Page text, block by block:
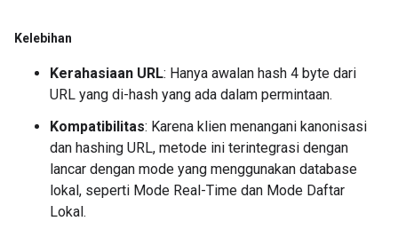
Kelebihan
Kerahasiaan URL: Hanya awalan hash 4 byte dari
URL yang di-hash yang ada dalam permintaan.
Kompatibilitas: Karena klien menangani kanonisasi
dan hashing URL, metode ini terintegrasi dengan
lancar dengan mode yang menggunakan database
lokal, seperti Mode Real-Time dan Mode Daftar
Lokal.